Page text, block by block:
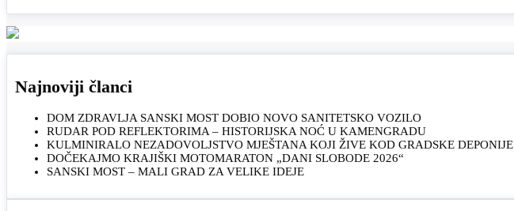
Najnoviji članci
DOM ZDRAVLJA SANSKI MOST DOBIO NOVO SANITETSKO VOZILO
RUDAR POD REFLEKTORIMA – HISTORIJSKA NOĆ U KAMENGRADU
KULMINIRALO NEZADOVOLJSTVO MJEŠTANA KOJI ŽIVE KOD GRADSKE DEPONIJE
DOČEKAJMO KRAJIŠKI MOTOMARATON „DANI SLOBODE 2026“
SANSKI MOST – MALI GRAD ZA VELIKE IDEJE